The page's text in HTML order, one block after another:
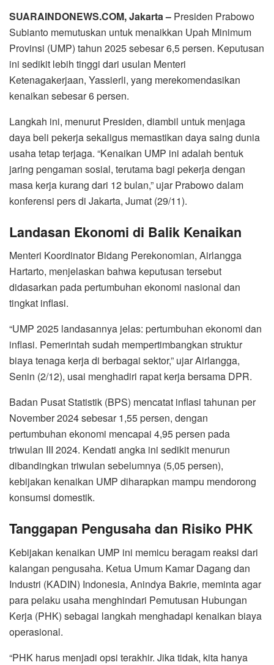
SUARAINDONEWS.COM, Jakarta – Presiden Prabowo
Subianto memutuskan untuk menaikkan Upah Minimum
Provinsi (UMP) tahun 2025 sebesar 6,5 persen. Keputusan
ini sedikit lebih tinggi dari usulan Menteri
Ketenagakerjaan, Yassierli, yang merekomendasikan
kenaikan sebesar 6 persen.
Langkah ini, menurut Presiden, diambil untuk menjaga
daya beli pekerja sekaligus memastikan daya saing dunia
usaha tetap terjaga. “Kenaikan UMP ini adalah bentuk
jaring pengaman sosial, terutama bagi pekerja dengan
masa kerja kurang dari 12 bulan,” ujar Prabowo dalam
konferensi pers di Jakarta, Jumat (29/11).
Landasan Ekonomi di Balik Kenaikan
Menteri Koordinator Bidang Perekonomian, Airlangga
Hartarto, menjelaskan bahwa keputusan tersebut
didasarkan pada pertumbuhan ekonomi nasional dan
tingkat inflasi.
“UMP 2025 landasannya jelas: pertumbuhan ekonomi dan
inflasi. Pemerintah sudah mempertimbangkan struktur
biaya tenaga kerja di berbagai sektor,” ujar Airlangga,
Senin (2/12), usai menghadiri rapat kerja bersama DPR.
Badan Pusat Statistik (BPS) mencatat inflasi tahunan per
November 2024 sebesar 1,55 persen, dengan
pertumbuhan ekonomi mencapai 4,95 persen pada
triwulan III 2024. Kendati angka ini sedikit menurun
dibandingkan triwulan sebelumnya (5,05 persen),
kebijakan kenaikan UMP diharapkan mampu mendorong
konsumsi domestik.
Tanggapan Pengusaha dan Risiko PHK
Kebijakan kenaikan UMP ini memicu beragam reaksi dari
kalangan pengusaha. Ketua Umum Kamar Dagang dan
Industri (KADIN) Indonesia, Anindya Bakrie, meminta agar
para pelaku usaha menghindari Pemutusan Hubungan
Kerja (PHK) sebagai langkah menghadapi kenaikan biaya
operasional.
“PHK harus menjadi opsi terakhir. Jika tidak, kita hanya